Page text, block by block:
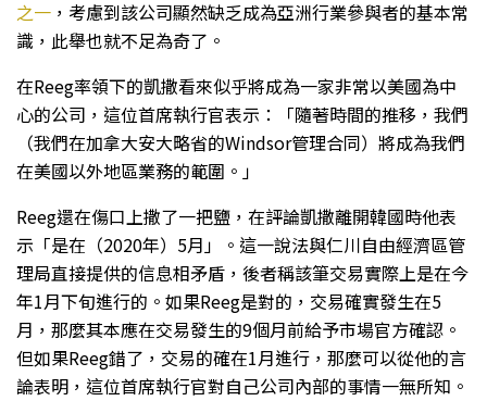
之一 ，考慮到該公司顯然缺乏成為亞洲行業參與者的基本常
識，此舉也就不足為奇了。
在Reeg率領下的凱撒看來似乎將成為一家非常以美國為中
心的公司，這位首席執行官表示：「隨著時間的推移，我們
（我們在加拿大安大略省的Windsor管理合同）將成為我們
在美國以外地區業務的範圍。」
Reeg還在傷口上撒了一把鹽，在評論凱撒離開韓國時他表
示「是在（2020年）5月」。這一說法與仁川自由經濟區管
理局直接提供的信息相矛盾，後者稱該筆交易實際上是在今
年1月下旬進行的。如果Reeg是對的，交易確實發生在5
月，那麼其本應在交易發生的9個月前給予市場官方確認。
但如果Reeg錯了，交易的確在1月進行，那麼可以從他的言
論表明，這位首席執行官對自己公司內部的事情一無所知。